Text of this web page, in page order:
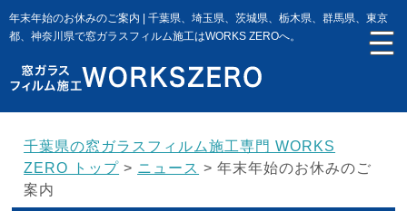
年末年始のお休みのご案内 | 千葉県、埼玉県、茨城県、栃木県、群馬県、東京
都、神奈川県で窓ガラスフィルム施工はWORKS ZEROへ。
千葉県の窓ガラスフィルム施工専門 WORKS
ZERO トップ > ニュース >年末年始のお休みのご
案内